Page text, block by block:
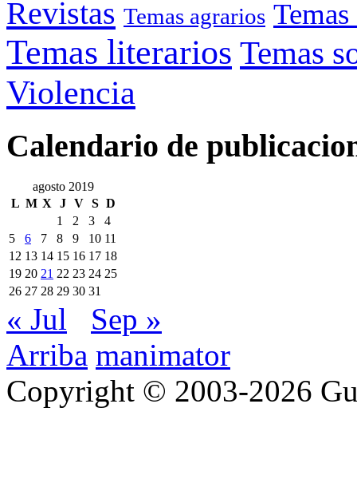
Revistas Temas agrarios
Temas literarios Temas
Violencia
Calendario de
agosto 2019
L M X J V S D
1
2 3
4
5
6 7 8 9 10 11
12 13 14 15 16 17 18
19 20 21 22 23 24 25
26 27 28 29 30 31
« Jul
Sep »
Arriba manimator
Copyright © 2003-2026